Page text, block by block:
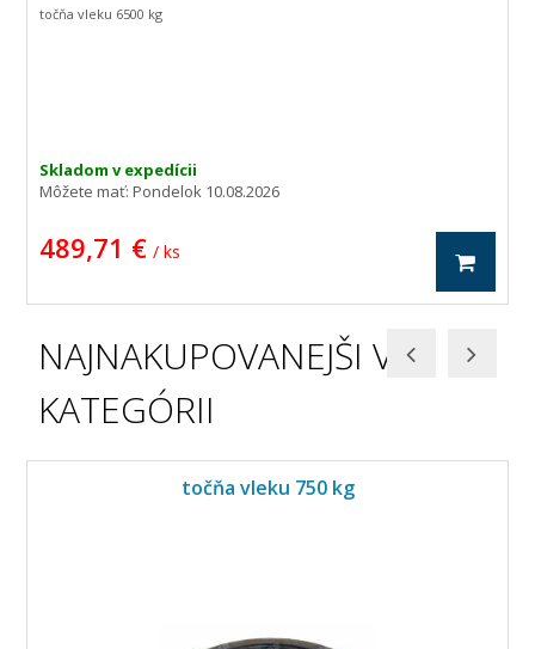
Skladom v expedícii
Môžete mať:Pondelok 10.08.2026
489,71 € / ks
točňa vleku 6500 kg
NAJNAKUPOVANEJŠI V
KATEGÓRII
točňa vleku 750 kg